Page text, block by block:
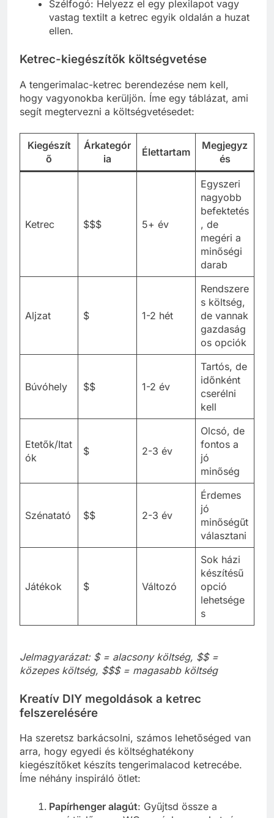
Szélfogó: Helyezz el egy plexilapot vagy
vastag textilt a ketrec egyik oldalán a huzat
ellen.
Ketrec-kiegészítők költségvetése
A tengerimalac-ketrec berendezése nem kell,
hogy vagyonokba kerüljön. Íme egy táblázat, ami
segít megtervezni a költségvetésedet:
Kiegészít
ő
Árkategór
ia
Élettartam
Megjegyz
és
Ketrec $$$ 5+ év
Egyszeri
nagyobb
befektetés
, de
megéri a
minőségi
darab
Aljzat $ 1-2 hét
Rendszere
s költség,
de vannak
gazdaság
os opciók
Búvóhely $$ 1-2 év
Tartós, de
időnként
cserélni
kell
Etetők/Itat
ók
$ 2-3 év
Olcsó, de
fontos a
jó
minőség
Szénatató $$ 2-3 év
Érdemes
jó
minőségűt
választani
Játékok $ Változó
Sok házi
készítésű
opció
lehetsége
s
Jelmagyarázat: $ = alacsony költség, $$ =
közepes költség, $$$ = magasabb költség
Kreatív DIY megoldások a ketrec
felszerelésére
Ha szeretsz barkácsolni, számos lehetőséged van
arra, hogy egyedi és költséghatékony
kiegészítőket készíts tengerimalacod ketrecébe.
Íme néhány inspiráló ötlet:
Papírhenger alagút: Gyűjtsd össze a